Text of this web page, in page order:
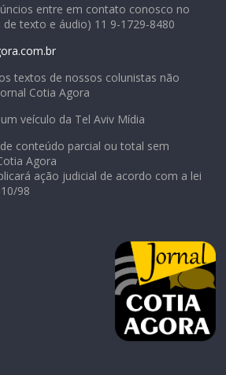
entre em contato conosco no
de texto e áudio) 11 9-1729-8480
textos de nossos colunistas não
Cotia Agora
veículo da Tel Aviv Mídia
conteúdo parcial ou total sem
Agora
ação judicial de acordo com a lei
98